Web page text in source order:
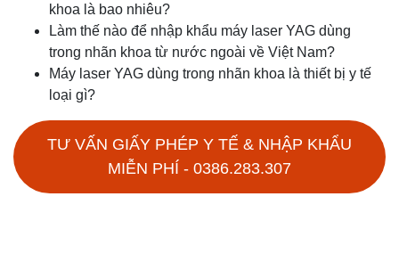
khoa là bao nhiêu?
Làm thế nào để nhập khẩu máy laser YAG dùng
trong nhãn khoa từ nước ngoài về Việt Nam?
Máy laser YAG dùng trong nhãn khoa là thiết bị y tế
loại gì?
TƯ VẤN GIẤY PHÉP Y TẾ & NHẬP KHẨU
MIỄN PHÍ - 0386.283.307